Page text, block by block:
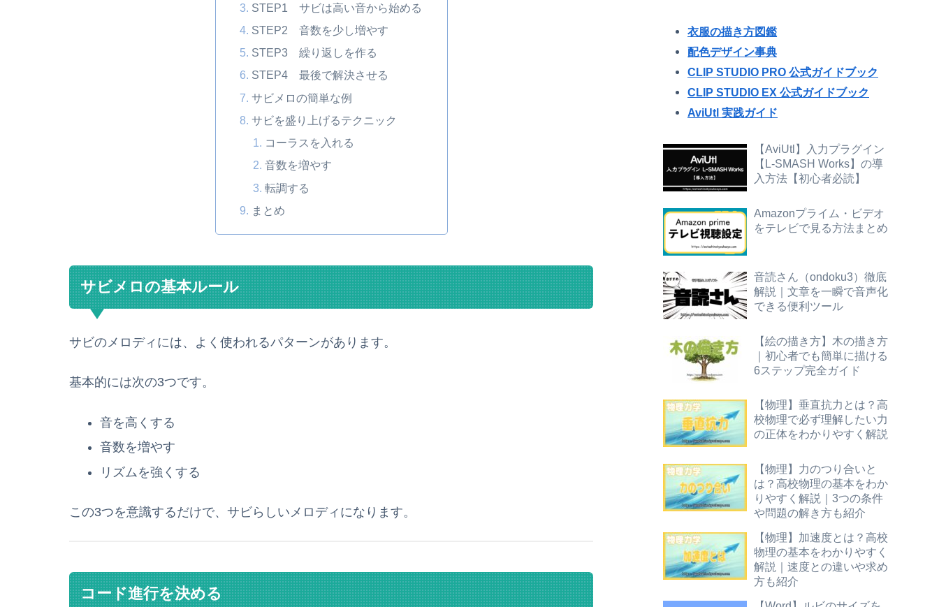
STEP1 サビは高い音から始める
STEP2 音数を少し増やす
STEP3 繰り返しを作る
STEP4 最後で解決させる
サビメロの簡単な例
サビを盛り上げるテクニック
コーラスを入れる
音数を増やす
転調する
まとめ
サビメロの基本ルール
サビのメロディには、よく使われるパターンがあります。
基本的には次の3つです。
音を高くする
音数を増やす
リズムを強くする
この3つを意識するだけで、サビらしいメロディになります。
コード進行を決める
衣服の描き方図鑑
配色デザイン事典
CLIP STUDIO PRO 公式ガイドブック
CLIP STUDIO EX 公式ガイドブック
AviUtl 実践ガイド
【AviUtl】入力プラグイン
【L-SMASH Works】の導
入方法【初心者必読】
Amazonプライム・ビデオ
をテレビで見る方法まとめ
音読さん（ondoku3）徹底
解説｜文章を一瞬で音声化
できる便利ツール
【絵の描き方】木の描き方
｜初心者でも簡単に描ける
6ステップ完全ガイド
【物理】垂直抗力とは？高
校物理で必ず理解したい力
の正体をわかりやすく解説
【物理】力のつり合いと
は？高校物理の基本をわか
りやすく解説｜3つの条件
や問題の解き方も紹介
【物理】加速度とは？高校
物理の基本をわかりやすく
解説｜速度との違いや求め
方も紹介